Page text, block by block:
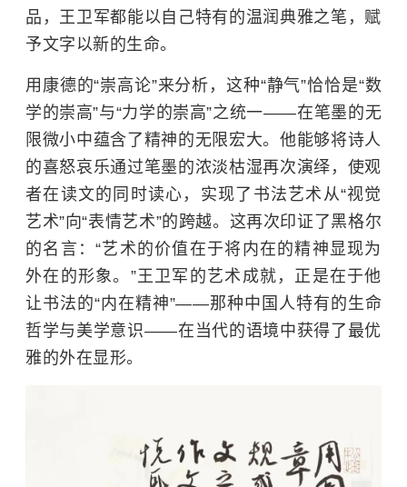
品，王卫军都能以自己特有的温润典雅之笔，赋
予文字以新的生命。
用康德的“崇高论”来分析，这种“静气”恰恰是“数
学的崇高”与“力学的崇高”之统一——在笔墨的无
限微小中蕴含了精神的无限宏大。他能够将诗人
的喜怒哀乐通过笔墨的浓淡枯湿再次演绎，使观
者在读文的同时读心，实现了书法艺术从“视觉
艺术”向“表情艺术”的跨越。这再次印证了黑格尔
的名言：“艺术的价值在于将内在的精神显现为
外在的形象。”王卫军的艺术成就，正是在于他
让书法的“内在精神”——那种中国人特有的生命
哲学与美学意识——在当代的语境中获得了最优
雅的外在显形。